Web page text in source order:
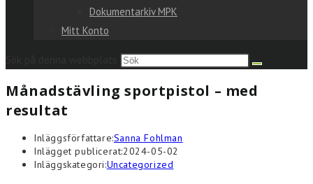
Dokumentarkiv MPK
Mitt Konto
Månadstävling sportpistol – med
resultat
Inläggsförfattare:Sanna Fohlman
Inlägget publicerat:2024-05-02
Inläggskategori:Uncategorized